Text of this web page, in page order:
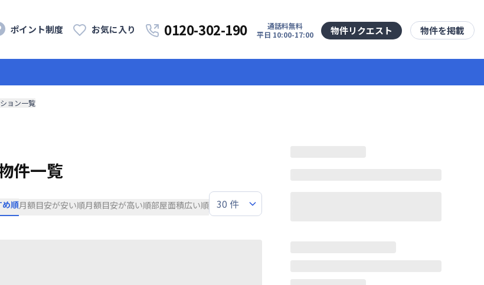
ポイント制度 お気に入り 0120-302-190
通話料無料
平日 10:00-17:00
物件リクエスト 物件を掲載
ョン一覧
件一覧
め順月額目安が安い順月額目安が高い順部屋面積広い順